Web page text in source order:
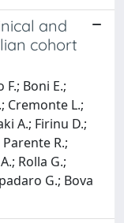
and
cohort
Boni E.;
Cremonte L.;
A.; Firinu D.;
R.;
Rolla G.;
G.; Bova